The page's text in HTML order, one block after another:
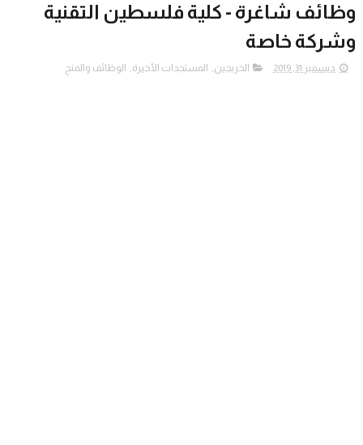
وظائف شاغرة - كلية فلسطين التقنية
وشركة خاصة
ديسمبر 31, 2019 الخريجين, المستجدات الأخيرة, الوظائف والمنح